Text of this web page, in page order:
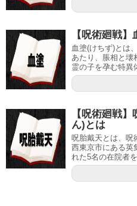
【呪術廻戦
血塗(けちず)とは
あたり、脹相と壊
霊の子を孕む特異
【呪術廻戦
ん)とは
呪胎戴天とは、呪
西東京市にある英
れた5名の在院者